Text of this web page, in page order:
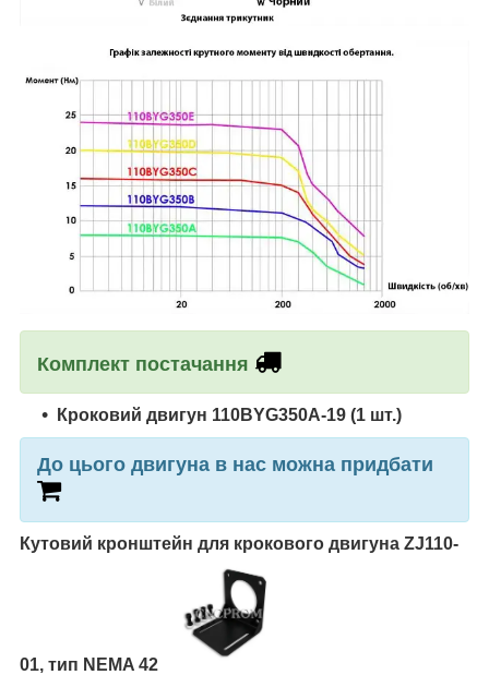
Комплект постачання
Кроковий двигун 110BYG350А-19 (1 шт.)
До цього двигуна в нас можна придбати
Кутовий кронштейн для крокового двигуна ZJ110-
01, тип NEMA 42